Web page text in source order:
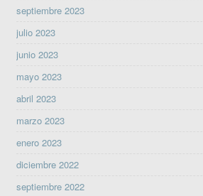
septiembre 2023
julio 2023
junio 2023
mayo 2023
abril 2023
marzo 2023
enero 2023
diciembre 2022
septiembre 2022